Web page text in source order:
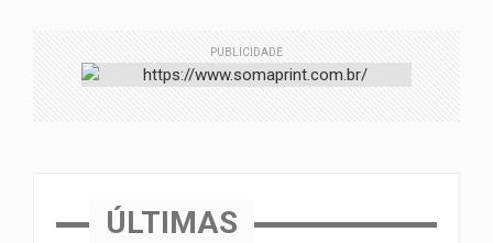
PUBLICIDADE
ÚLTIMAS